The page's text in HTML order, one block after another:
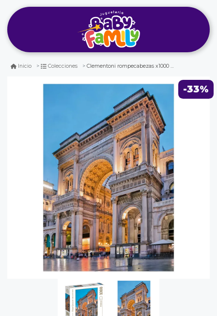
Inicio Colecciones Clementoni rompecabezas x1000 pzas. arco del triunfo
-33%